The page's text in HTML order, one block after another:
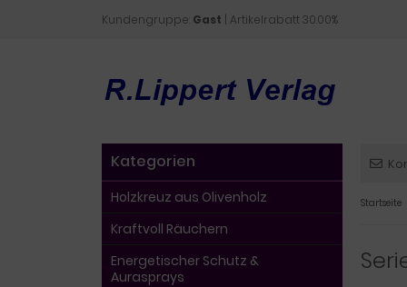
Kundengruppe: Gast | Artikelrabatt 30.00%
Startseite
Kategorien
Holzkreuz aus Olivenholz
Kraftvoll Räuchern
Energetischer Schutz &
Aurasprays